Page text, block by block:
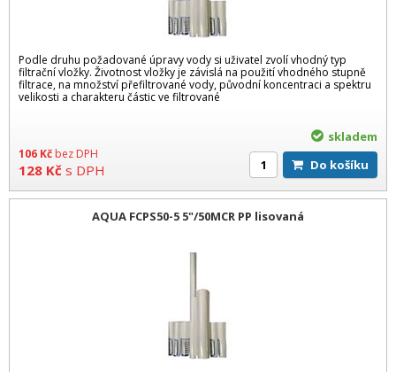
Podle druhu požadované úpravy vody si uživatel zvolí vhodný typ
filtrační vložky. Životnost vložky je závislá na použití vhodného stupně
filtrace, na množství přefiltrované vody, původní koncentraci a spektru
velikosti a charakteru částic ve filtrované
106 Kč bez DPH
128 Kč s DPH
skladem
Do košíku
AQUA FCPS50-5 5"/50MCR PP lisovaná